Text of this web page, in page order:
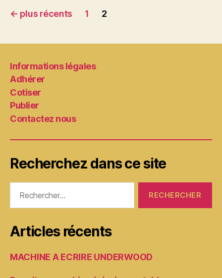
Pagination
publications
← plus récents 1 2
Informations légales
Adhérer
Cotiser
Publier
Contactez nous
Recherchez dans ce site
Articles récents
MACHINE A ECRIRE UNDERWOOD